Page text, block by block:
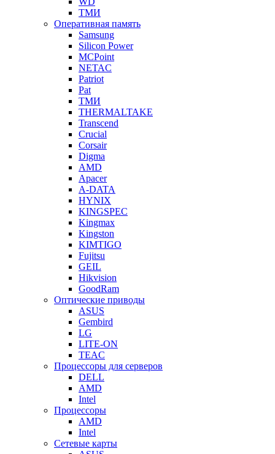
ТМИ
Оперативная память
Samsung
Silicon Power
MCPoint
NETAC
Patriot
Pat
ТМИ
THERMALTAKE
Transcend
Crucial
Corsair
Digma
AMD
Apacer
A-DATA
HYNIX
KINGSPEC
Kingmax
Kingston
KIMTIGO
Fujitsu
GEIL
Hikvision
GoodRam
Оптические приводы
ASUS
Gembird
LG
LITE-ON
TEAC
Процессоры для серверов
DELL
AMD
Intel
Процессоры
AMD
Intel
Сетевые карты